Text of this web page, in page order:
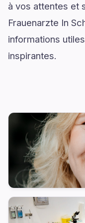
à vos attentes et
Frauenarzte In
informations
inspirantes.